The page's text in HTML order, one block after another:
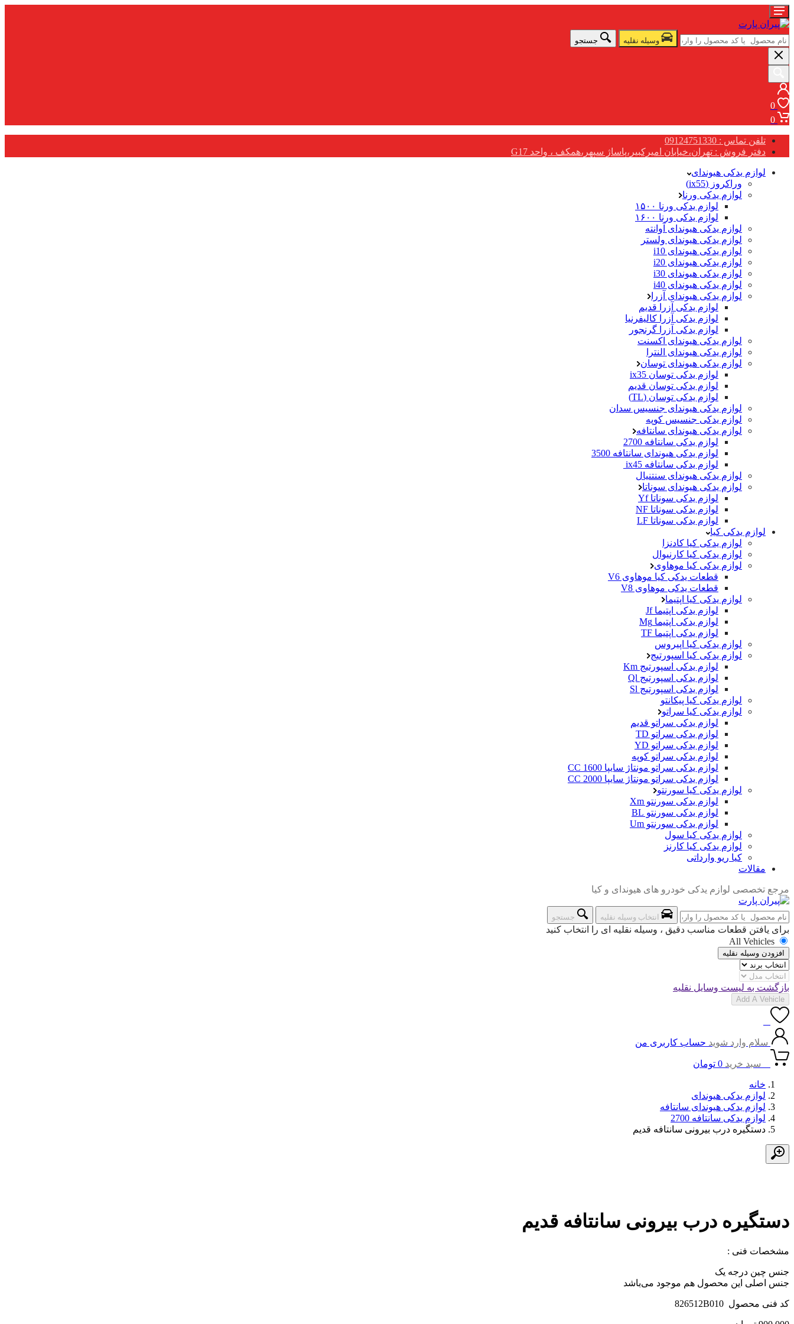
وسیله نقلیه جستجو
0
0
تلفن تماس : 09124751330
دفتر فروش : تهران،خیابان امیرکبیر،پاساژ سپهر،همکف ، واحد G17
لوازم یدکی هیوندای
وراکروز (ix55)
لوازم یدکی ورنا
لوازم یدکی ورنا ۱۵۰۰
لوازم یدکی ورنا ۱۶۰۰
لوازم یدکی هیوندای آوانته
لوازم یدکی هیوندای ولستر
لوازم یدکی هیوندای i10
لوازم یدکی هیوندای i20
لوازم یدکی هیوندای i30
لوازم یدکی هیوندای i40
لوازم یدکی هیوندای آزرا
لوازم یدکی آزرا قدیم
لوازم یدکی آزرا کالیفرنیا
لوازم یدکی آزرا گرنجور
لوازم یدکی هیوندای اکسنت
لوازم یدکی هیوندای النترا
لوازم یدکی هیوندای توسان
لوازم یدکی توسان ix35
لوازم یدکی توسان قدیم
لوازم یدکی توسان (TL)
لوازم یدکی هیوندای جنسیس سدان
لوازم یدکی جنسیس کوپه
لوازم یدکی هیوندای سانتافه
لوازم یدکی سانتافه 2700
لوازم یدکی هیوندای سانتافه 3500
لوازم یدکی سانتافه ix45
لوازم یدکی هیوندای سنتنیال
لوازم یدکی هیوندای سوناتا
لوازم یدکی سوناتا Yf
لوازم یدکی سوناتا NF
لوازم یدکی سوناتا LF
لوازم یدکی کیا
لوازم یدکی کیا کادنزا
لوازم یدکی کیا کارنیوال
لوازم یدکی کیا موهاوی
قطعات یدکی کیا موهاوی V6
قطعات یدکی موهاوی V8
لوازم یدکی کیا اپتیما
لوازم یدکی اپتیما Jf
لوازم یدکی اپتیما Mg
لوازم یدکی اپتیما TF
لوازم یدکی کیا اپیروس
لوازم یدکی کیا اسپورتیج
لوازم یدکی اسپورتیج Km
لوازم یدکی اسپورتیج Ql
لوازم یدکی اسپورتیج Sl
لوازم یدکی کیا پیکانتو
لوازم یدکی کیا سراتو
لوازم یدکی سراتو قدیم
لوازم یدکی سراتو TD
لوازم یدکی سراتو YD
لوازم یدکی سراتو کوپه
لوازم یدکی سراتو مونتاژ سایپا 1600 CC
لوازم یدکی سراتو مونتاژ سایپا 2000 CC
لوازم یدکی کیا سورنتو
لوازم یدکی سورنتو Xm
لوازم یدکی سورنتو BL
لوازم یدکی سورنتو Um
لوازم یدکی کیا سول
لوازم یدکی کیا کارنز
کیا ریو وارداتی
مقالات
مرجع تخصصی لوازم یدکی خودرو های هیوندای و کیا
انتخاب وسیله نقلیه جستجو
برای یافتن قطعات مناسب دقیق ، وسیله نقلیه ای را انتخاب کنید
All Vehicles
افزودن وسیله نقلیه
بازگشت به لیست وسایل نقلیه
Add A Vehicle
سلام وارد شوید حساب کاربری من
سبد خرید 0 تومان
خانه
لوازم یدکی هیوندای
لوازم یدکی هیوندای سانتافه
لوازم یدکی سانتافه 2700
دستگیره درب بیرونی سانتافه قدیم
دستگیره درب بیرونی سانتافه قدیم
مشخصات فنی :
جنس چین درجه یک
جنس اصلی این محصول هم موجود می‌باشد
کد فنی محصول 826512B010